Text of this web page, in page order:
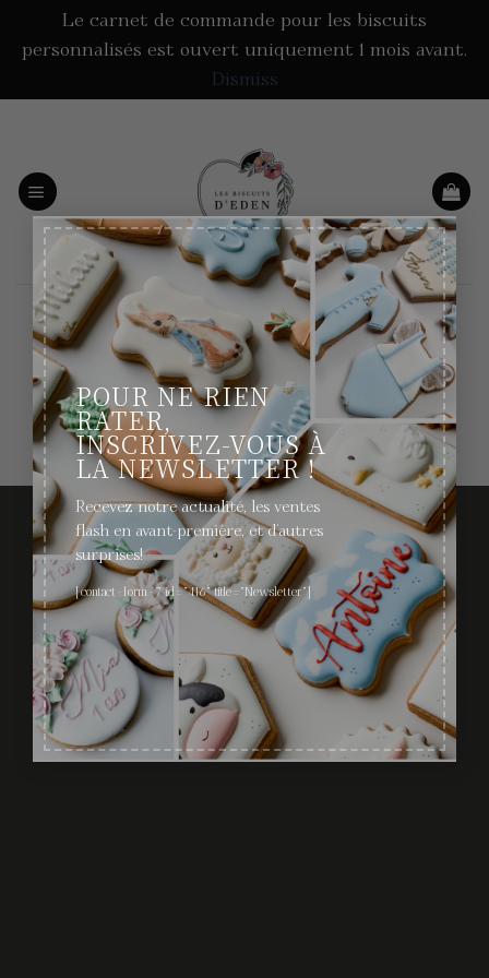
POUR NE RIEN
RATER,
INSCRIVEZ-VOUS À
LA NEWSLETTER !
Recevez notre actualité, les ventes
flash en avant-première, et d'autres
surprises!
[contact-form-7 id="416" title="Newsletter"]
×
Le carnet de commande pour les biscuits
personnalisés est ouvert uniquement 1 mois avant.
Dismiss
contenu
My wishlist
Aucun produit ajouté à la liste de souhaits
CGV & MENTIONS LÉGALES
Copyright 2026 ©UX Themes
Réalisé par l'Agence Nissa's Business